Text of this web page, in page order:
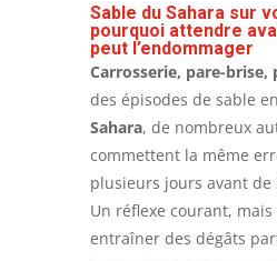
Sable du Sahara sur
pourquoi attendre
peut l’endommager
Carrosserie, pare-
des épisodes de sable
Sahara, de nombreux
commettent la même
plusieurs jours avant
Un réflexe courant,
entraîner des dégâts